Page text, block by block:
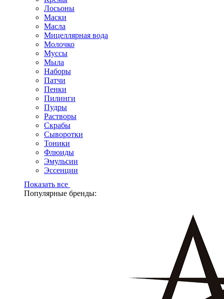
Лосьоны
Маски
Масла
Мицеллярная вода
Молочко
Муссы
Мыла
Наборы
Патчи
Пенки
Пилинги
Пудры
Растворы
Скрабы
Сыворотки
Тоники
Флюиды
Эмульсии
Эссенции
Показать все
Популярные бренды: